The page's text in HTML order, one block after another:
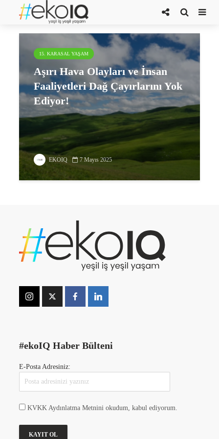
Catena dergisi
15. KARASAL YAŞAM
Aşırı Hava Olayları ve İnsan
Faaliyetleri Dağ Çayırlarını Yok
Ediyor!
EKOIQ 7 Mayıs 2025
#ekoIQ Haber Bülteni
E-Posta Adresiniz:
KVKK Aydınlatma Metnini okudum, kabul ediyorum.